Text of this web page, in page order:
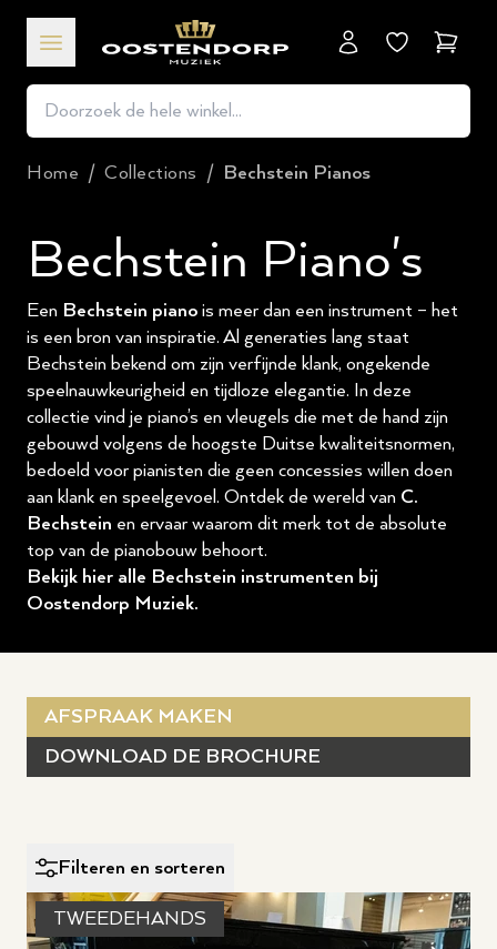
Home / Collections / Bechstein Pianos
Bechstein Piano's
Een Bechstein piano is meer dan een instrument – het
is een bron van inspiratie. Al generaties lang staat
Bechstein bekend om zijn verfijnde klank, ongekende
speelnauwkeurigheid en tijdloze elegantie. In deze
collectie vind je piano’s en vleugels die met de hand zijn
gebouwd volgens de hoogste Duitse kwaliteitsnormen,
bedoeld voor pianisten die geen concessies willen doen
aan klank en speelgevoel. Ontdek de wereld van C.
Bechstein en ervaar waarom dit merk tot de absolute
top van de pianobouw behoort.
Bekijk hier alle Bechstein instrumenten bij
Oostendorp Muziek.
AFSPRAAK MAKEN
DOWNLOAD DE BROCHURE
Filteren en sorteren
TWEEDEHANDS